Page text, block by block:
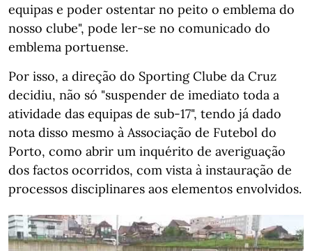
equipas e poder ostentar no peito o emblema do
nosso clube", pode ler-se no comunicado do
emblema portuense.
Por isso, a direção do Sporting Clube da Cruz
decidiu, não só "suspender de imediato toda a
atividade das equipas de sub-17", tendo já dado
nota disso mesmo à Associação de Futebol do
Porto, como abrir um inquérito de averiguação
dos factos ocorridos, com vista à instauração de
processos disciplinares aos elementos envolvidos.